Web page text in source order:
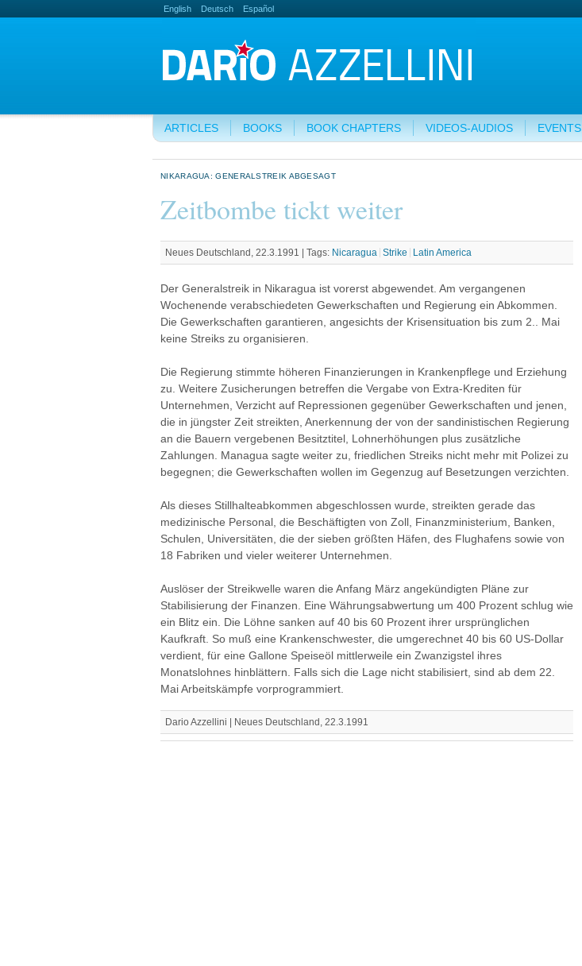
English Deutsch Español
ARTICLES BOOKS BOOK CHAPTERS VIDEOS-AUDIOS EVENTS
NIKARAGUA: GENERALSTREIK ABGESAGT
Zeitbombe tickt weiter
Neues Deutschland, 22.3.1991 | Tags: Nicaragua Strike Latin America
Der Generalstreik in Nikaragua ist vorerst abgewendet. Am vergangenen
Wochenende verabschiedeten Gewerkschaften und Regierung ein Abkommen.
Die Gewerkschaften garantieren, angesichts der Krisensituation bis zum 2.. Mai
keine Streiks zu organisieren.
Die Regierung stimmte höheren Finanzierungen in Krankenpflege und Erziehung
zu. Weitere Zusicherungen betreffen die Vergabe von Extra-Krediten für
Unternehmen, Verzicht auf Repressionen gegenüber Gewerkschaften und jenen,
die in jüngster Zeit streikten, Anerkennung der von der sandinistischen Regierung
an die Bauern vergebenen Besitztitel, Lohnerhöhungen plus zusätzliche
Zahlungen. Managua sagte weiter zu, friedlichen Streiks nicht mehr mit Polizei zu
begegnen; die Gewerkschaften wollen im Gegenzug auf Besetzungen verzichten.
Als dieses Stillhalteabkommen abgeschlossen wurde, streikten gerade das
medizinische Personal, die Beschäftigten von Zoll, Finanzministerium, Banken,
Schulen, Universitäten, die der sieben größten Häfen, des Flughafens sowie von
18 Fabriken und vieler weiterer Unternehmen.
Auslöser der Streikwelle waren die Anfang März angekündigten Pläne zur
Stabilisierung der Finanzen. Eine Währungsabwertung um 400 Prozent schlug wie
ein Blitz ein. Die Löhne sanken auf 40 bis 60 Prozent ihrer ursprünglichen
Kaufkraft. So muß eine Krankenschwester, die umgerechnet 40 bis 60 US-Dollar
verdient, für eine Gallone Speiseöl mittlerweile ein Zwanzigstel ihres
Monatslohnes hinblättern. Falls sich die Lage nicht stabilisiert, sind ab dem 22.
Mai Arbeitskämpfe vorprogrammiert.
Dario Azzellini | Neues Deutschland, 22.3.1991